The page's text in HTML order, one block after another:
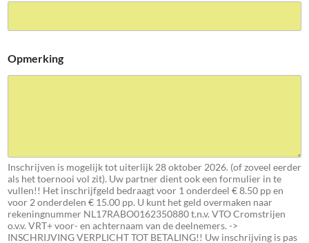
Opmerking
Inschrijven is mogelijk tot uiterlijk 28 oktober 2026. (of zoveel eerder
als het toernooi vol zit). Uw partner dient ook een formulier in te
vullen!! Het inschrijfgeld bedraagt voor 1 onderdeel € 8.50 pp en
voor 2 onderdelen € 15.00 pp. U kunt het geld overmaken naar
rekeningnummer NL17RABO0162350880 t.n.v. VTO Cromstrijen
o.v.v. VRT+ voor- en achternaam van de deelnemers. ->
INSCHRIJVING VERPLICHT TOT BETALING!! Uw inschrijving is pas